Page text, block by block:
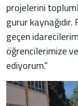
projelerini
gurur
geçen
öğrencilerimize
ediyorum."